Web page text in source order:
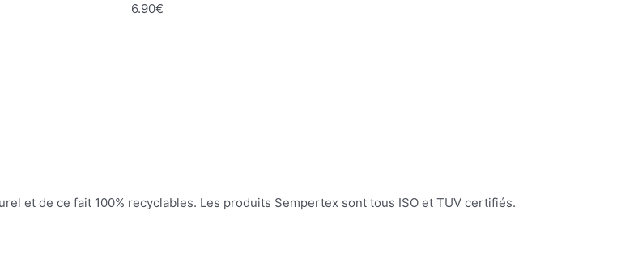
Neon
6.90€
et de ce fait 100% recyclables. Les produits Sempertex sont tous ISO et TUV certifiés.